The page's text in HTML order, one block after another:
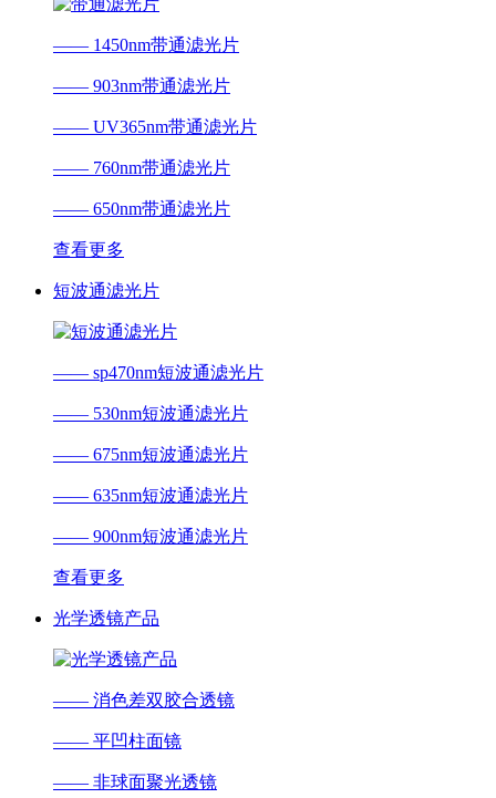
—— 1450nm带通滤光片
—— 903nm带通滤光片
—— UV365nm带通滤光片
—— 760nm带通滤光片
—— 650nm带通滤光片
查看更多
短波通滤光片
—— sp470nm短波通滤光片
—— 530nm短波通滤光片
—— 675nm短波通滤光片
—— 635nm短波通滤光片
—— 900nm短波通滤光片
查看更多
光学透镜产品
—— 消色差双胶合透镜
—— 平凹柱面镜
—— 非球面聚光透镜